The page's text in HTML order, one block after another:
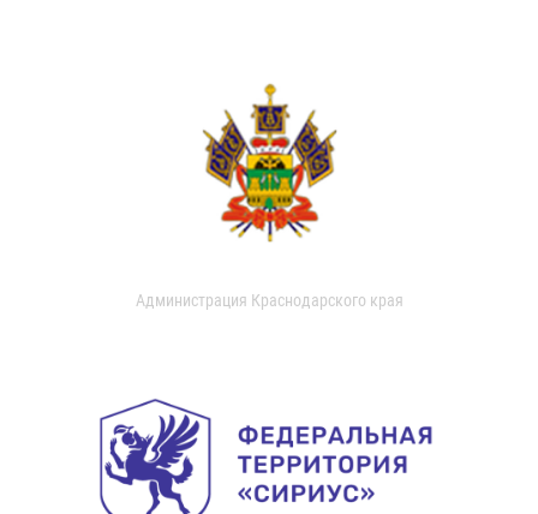
Администрация Краснодарского края